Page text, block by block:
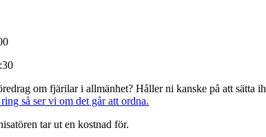
om fjärilar i allmänhet? Håller ni kanske på att sätta
så ser vi om det går att ordna.
tar ut en kostnad för.